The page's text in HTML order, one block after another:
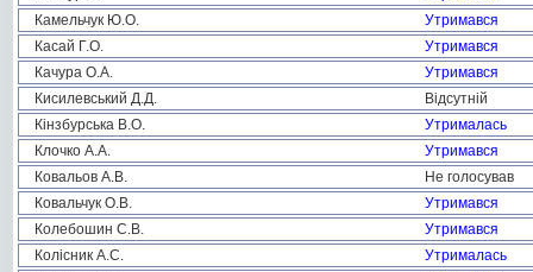
Камельчук Ю.О.
Утримався
Касай Г.О.
Утримався
Качура О.А.
Утримався
Кисилевський Д.Д.
Відсутній
Кінзбурська В.О.
Утрималась
Клочко А.А.
Утримався
Ковальов А.В.
Не голосував
Ковальчук О.В.
Утримався
Колебошин С.В.
Утримався
Колісник А.С.
Утрималась